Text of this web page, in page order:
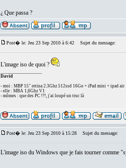
¿ Que passa ?
Post� le: Jeu 23 Sep 2010 à 6:42 Sujet du message:
L'image iso de quoi ?
David
- moi : MBP 15" retina 2.3Ghz 512ssd 16Go + iPad mini + ipad air
- elle : MBA 1,6Ghz V1
- mômes : que des PC !?!, j'ai loupé un truc là
Post� le: Jeu 23 Sep 2010 à 15:28 Sujet du message:
L'image iso du Windows que je fais tourner comme